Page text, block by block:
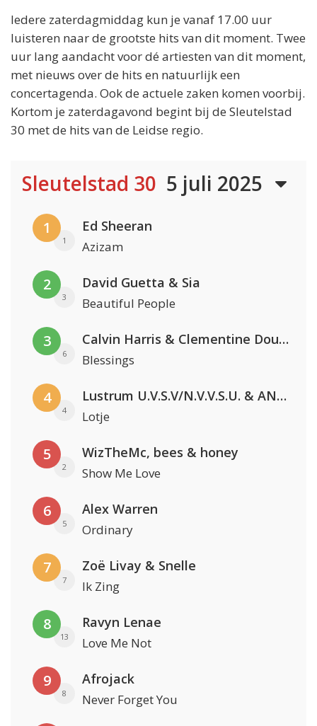
Iedere zaterdagmiddag kun je vanaf 17.00 uur
luisteren naar de grootste hits van dit moment. Twee
uur lang aandacht voor dé artiesten van dit moment,
met nieuws over de hits en natuurlijk een
concertagenda. Ook de actuele zaken komen voorbij.
Kortom je zaterdagavond begint bij de Sleutelstad
30 met de hits van de Leidse regio.
Sleutelstad 30 5 juli 2025
1
1
Ed Sheeran
Azizam
2
3
David Guetta & Sia
Beautiful People
3
6
Calvin Harris & Clementine Douglas
Blessings
4
4
Lustrum U.V.S.V/N.V.V.S.U. & ANNO ONS & Jopke van Dobbenburgh & Roeland Beelen
Lotje
5
2
WizTheMc, bees & honey
Show Me Love
6
5
Alex Warren
Ordinary
7
7
Zoë Livay & Snelle
Ik Zing
8
13
Ravyn Lenae
Love Me Not
9
8
Afrojack
Never Forget You